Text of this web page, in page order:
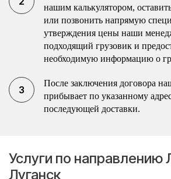
нашим калькулятором,
или позвонить напрямую
утверждения цены наши
подходящий грузовик и
необходимую информацию о
После заключения договора
прибывает по указанному
последующей доставки.
Услуги по
Луганск